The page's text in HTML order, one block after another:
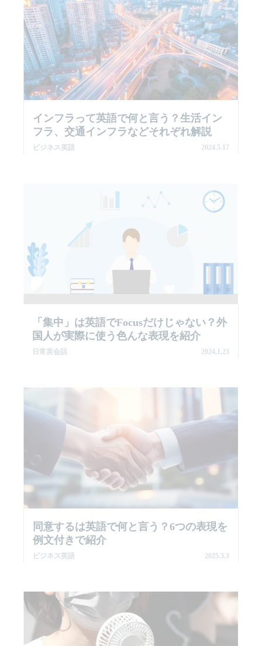
インフラって英語で何と言う？生活イン
フラ、交通インフラなどそれぞれ解説
ビジネス英語 2024.5.17
「集中」は英語でFocusだけじゃない？外
国人が実際に使う色んな表現を紹介
日常英会話 2024.1.23
同意するは英語で何と言う？6つの表現を
例文付きで紹介
ビジネス英語 2025.3.3